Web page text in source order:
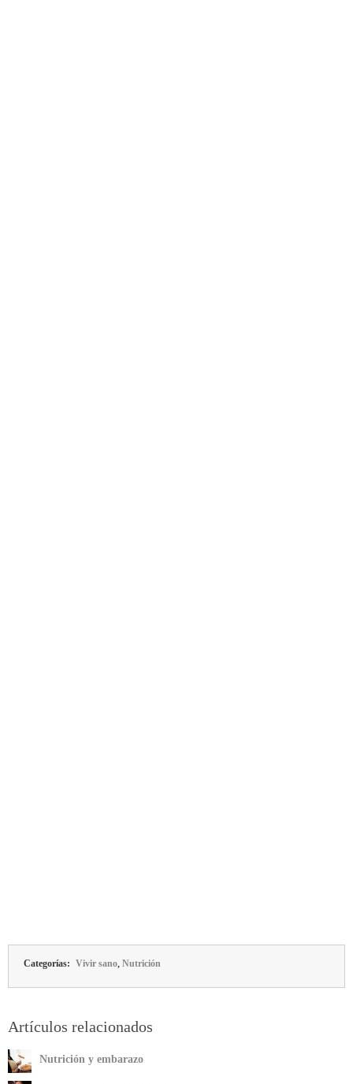
Categorías: Vivir sano, Nutrición
Artículos relacionados
Nutrición y embarazo